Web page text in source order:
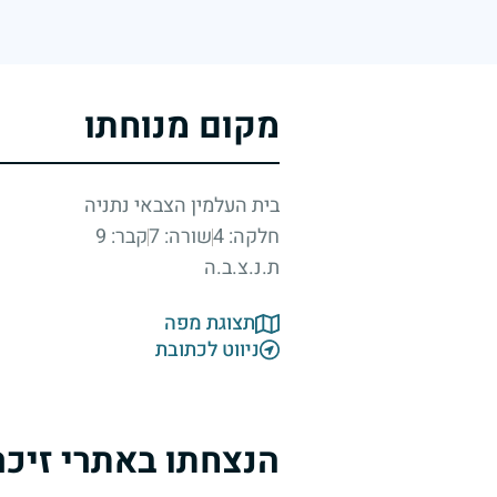
מקום מנוחתו
בית העלמין הצבאי נתניה
חלקה: 4
שורה: 7
קבר: 9
ת.נ.צ.ב.ה
תצוגת מפה
ניווט לכתובת
הנצחתו באתרי